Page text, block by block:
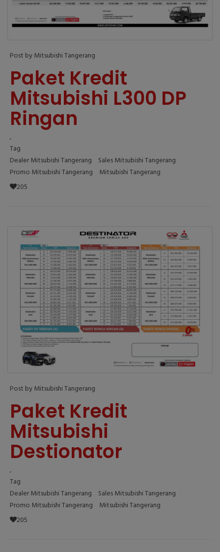
Post by Mitsubishi Tangerang
Paket Kredit
Mitsubishi L300 DP
Ringan
,
Tag
Dealer Mitsubishi Tangerang
Sales Mitsubishi Tangerang
Promo Mitsubishi Tangerang
Mitsubishi Tangerang
205
Post by Mitsubishi Tangerang
Paket Kredit
Mitsubishi
Destionator
,
Tag
Dealer Mitsubishi Tangerang
Sales Mitsubishi Tangerang
Promo Mitsubishi Tangerang
Mitsubishi Tangerang
205